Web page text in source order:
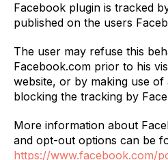
Facebook plugin is tracked
published on the users
The user may refuse this
Facebook.com prior to his
website, or by making use
blocking the tracking by
More information about
and opt-out options can be
https://www.facebook.com/